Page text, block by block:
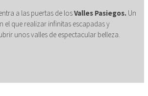
cálidos y
a las puertas de losValles Pasiegos. Un
el que realizar infinitas escapadas y
unos valles de espectacular belleza.